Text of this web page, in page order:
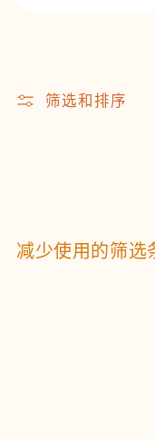
筛选和排序
减少使用的筛选